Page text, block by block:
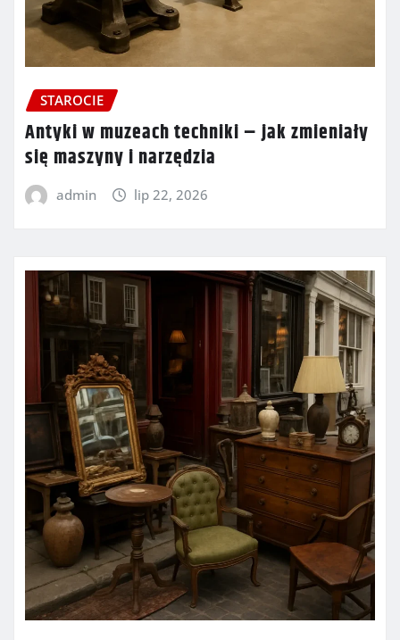
STAROCIE
Antyki w muzeach techniki – jak zmieniały
się maszyny i narzędzia
admin lip 22, 2026